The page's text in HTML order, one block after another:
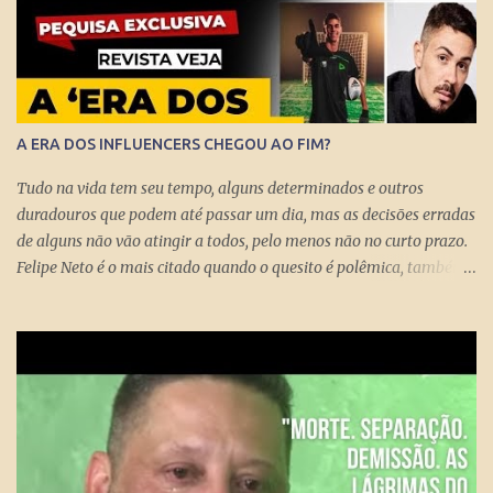
A ERA DOS INFLUENCERS CHEGOU AO FIM?
Tudo na vida tem seu tempo, alguns determinados e outros
duradouros que podem até passar um dia, mas as decisões erradas
de alguns não vão atingir a todos, pelo menos não no curto prazo.
Felipe Neto é o mais citado quando o quesito é polêmica, também
imediatamente, mas com certeza isso pode chegar para muitos
logo logo. A Rede Mundial de Computadores permite que cada
cidadão tenha seus próprios meios de comunicação, seja um canal,
uma rádio online, blog ou mesmo perfis nas redes sociais que
levem qualquer mensagem para dezenas, centenas, milhares e até